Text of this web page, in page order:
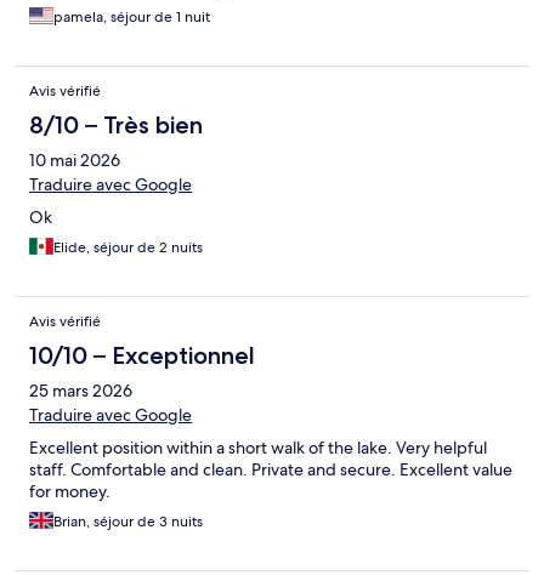
pamela, séjour de 1 nuit
Avis vérifié
8/10 – Très bien
10 mai 2026
Traduire avec Google
Ok
Elide, séjour de 2 nuits
Avis vérifié
10/10 – Exceptionnel
25 mars 2026
Traduire avec Google
Excellent position within a short walk of the lake. Very helpful
staff. Comfortable and clean. Private and secure. Excellent value
for money.
Brian, séjour de 3 nuits